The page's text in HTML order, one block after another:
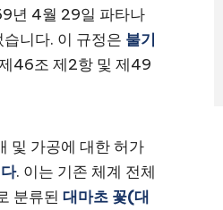
년 4월 29일 파타나
니다. 이 규정은 불기
46조 제2항 및 제49
및 가공에 대한 허가
. 이는 기존 체계 전체
분류된 대마초 꽃(대